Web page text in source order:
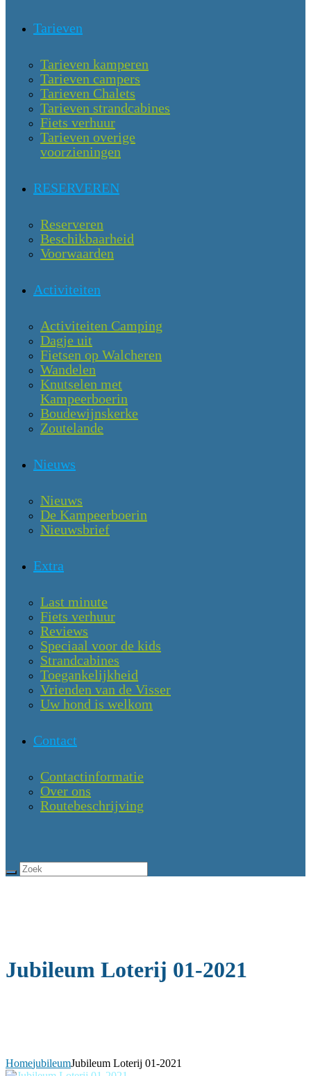
Tarieven
Tarieven kamperen
Tarieven campers
Tarieven Chalets
Tarieven strandcabines
Fiets verhuur
Tarieven overige
voorzieningen
RESERVEREN
Reserveren
Beschikbaarheid
Voorwaarden
Activiteiten
Activiteiten Camping
Dagje uit
Fietsen op Walcheren
Wandelen
Knutselen met
Kampeerboerin
Boudewijnskerke
Zoutelande
Nieuws
Nieuws
De Kampeerboerin
Nieuwsbrief
Extra
Last minute
Fiets verhuur
Reviews
Speciaal voor de kids
Strandcabines
Toegankelijkheid
Vrienden van de Visser
Uw hond is welkom
Contact
Contactinformatie
Over ons
Routebeschrijving
Jubileum Loterij 01-2021
HomejubileumJubileum Loterij 01-2021